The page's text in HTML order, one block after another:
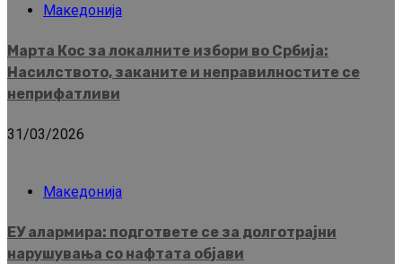
Македонија
Марта Кос за локалните избори во Србија:
Насилството, заканите и неправилностите се
неприфатливи
31/03/2026
Македонија
ЕУ алармира: подгответе се за долготрајни
нарушувања со нафтата објави